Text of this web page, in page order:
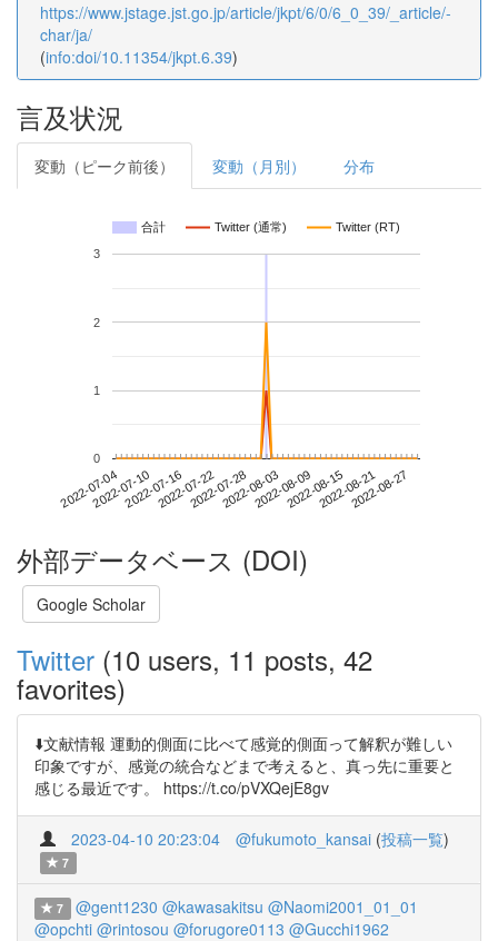
https://www.jstage.jst.go.jp/article/jkpt/6/0/6_0_39/_article/-
char/ja/
(info:doi/10.11354/jkpt.6.39)
言及状況
変動（ピーク前後） 変動（月別） 分布
合計 Twitter (通常) Twitter (RT)
2022-07-042022-07-102022-07-162022-07-222022-07-282022-08-032022-08-092022-08-152022-08-212022-08-27
0
1
2
3
外部データベース (DOI)
Google Scholar
Twitter (10 users, 11 posts, 42
favorites)
⬇️文献情報 運動的側面に比べて感覚的側面って解釈が難しい
印象ですが、感覚の統合などまで考えると、真っ先に重要と
感じる最近です。 https://t.co/pVXQejE8gv
2023-04-10 20:23:04 @fukumoto_kansai (投稿一覧)
7
7 @gent1230 @kawasakitsu @Naomi2001_01_01
@opchti @rintosou @forugore0113 @Gucchi1962